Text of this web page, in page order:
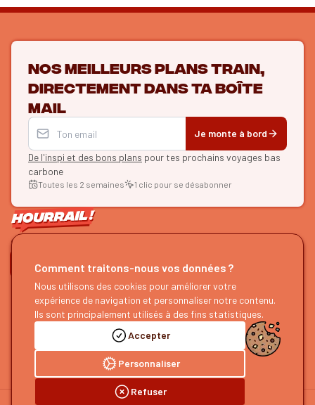
Nos meilleurs plans train,
directement dans ta boîte
mail
Je monte à bord
De l'inspi et des bons plans pour tes prochains voyages bas
carbone
Toutes les 2 semaines 1 clic pour se désabonner
ON SE SUIT ?
HOURRAIL !
À propos
Devenir partenaire
Nous faire un retour
EXPLORER
Recherche d'itinéraires
Nos guides
Notre blog
Notre podcast
Accepter
Personnaliser
Refuser
Comment traitons-nous vos données ?
Nous utilisons des cookies pour améliorer votre
expérience de navigation et personnaliser notre contenu.
Ils sont principalement utilisés à des fins statistiques.